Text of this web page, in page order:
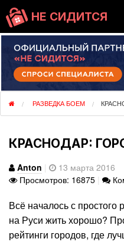
НЕ СИДИТСЯ
РАЗВЕДКА БОЕМ
КРАСНОДАР:
Anton
13 марта 2016
Просмотров: 16875
Всё началось с простого
на Руси жить хорошо?
рейтинги городов, где